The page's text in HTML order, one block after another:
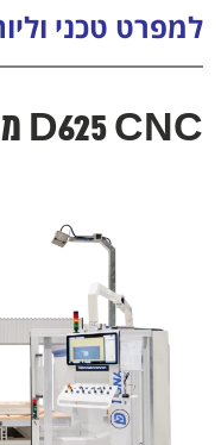
למפרט טכני
D625 CNC מונובלוק